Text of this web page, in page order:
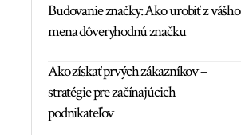
Budovanie značky: Ako urobiť z vášho
mena dôveryhodnú značku
Ako získať prvých zákazníkov –
stratégie pre začínajúcich
podnikateľov